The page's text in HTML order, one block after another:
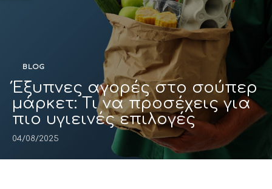
BLOG
Έξυπνες αγορές στο σούπερ
μάρκετ: Τι να προσέχεις για
πιο υγιεινές επιλογές
04/08/2025